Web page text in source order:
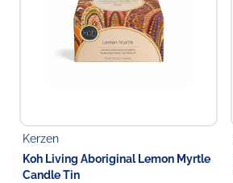
Kerzen
Koh Living Aboriginal Lemon Myrtle
Candle Tin